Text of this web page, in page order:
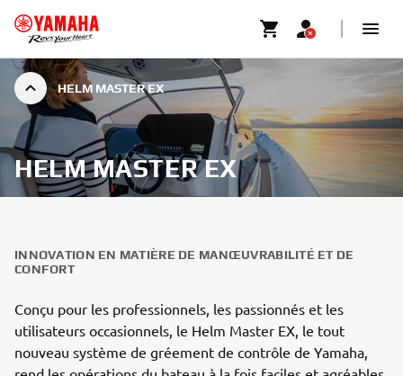
HELM MASTER EX
HELM MASTER EX
INNOVATION EN MATIÈRE DE MANŒUVRABILITÉ ET DE
CONFORT
Conçu pour les professionnels, les passionnés et les
utilisateurs occasionnels, le Helm Master EX, le tout
nouveau système de gréement de contrôle de Yamaha,